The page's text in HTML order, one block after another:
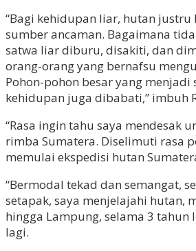
“Bagi kehidupan liar, hutan
sumber ancaman. Bagaimana
satwa liar diburu, disakiti, dan
orang-orang yang bernafsu
Pohon-pohon besar yang menjadi
kehidupan juga dibabati,” imbuh
“Rasa ingin tahu saya mendesak
rimba Sumatera. Diselimuti rasa
memulai ekspedisi hutan
“Bermodal tekad dan semangat,
setapak, saya menjelajahi hutan,
hingga Lampung, selama 3 tahun
lagi.